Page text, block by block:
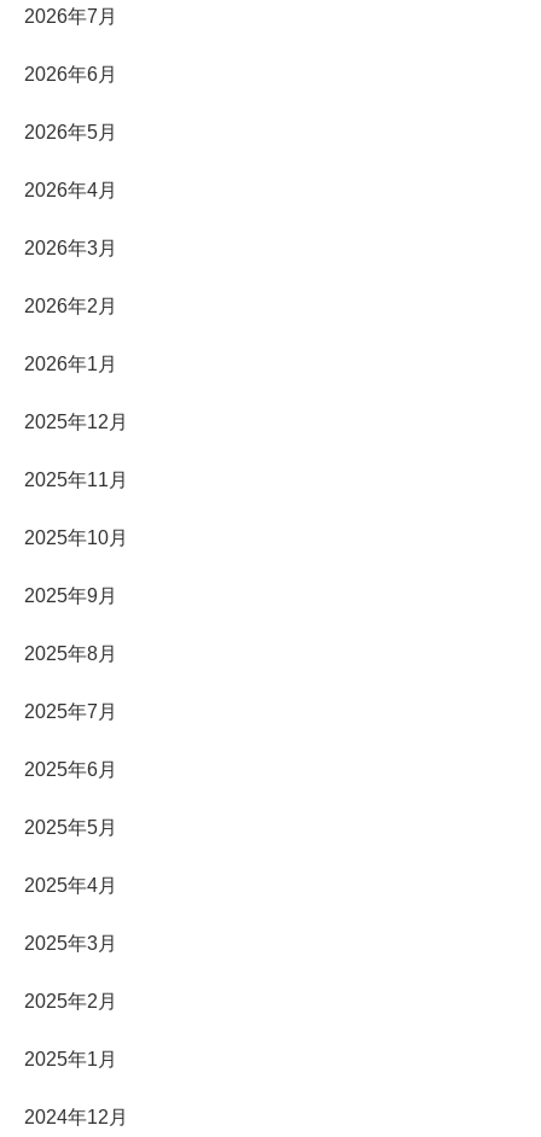
2026年7月
2026年6月
2026年5月
2026年4月
2026年3月
2026年2月
2026年1月
2025年12月
2025年11月
2025年10月
2025年9月
2025年8月
2025年7月
2025年6月
2025年5月
2025年4月
2025年3月
2025年2月
2025年1月
2024年12月